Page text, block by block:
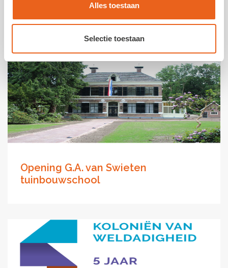
Alles toestaan
Selectie toestaan
ANBI status
Opening G.A. van Swieten
tuinbouwschool